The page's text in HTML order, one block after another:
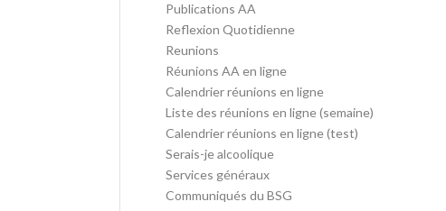
Publications AA
Reflexion Quotidienne
Reunions
Réunions AA en ligne
Calendrier réunions en ligne
Liste des réunions en ligne (semaine)
Calendrier réunions en ligne (test)
Serais-je alcoolique
Services généraux
Communiqués du BSG